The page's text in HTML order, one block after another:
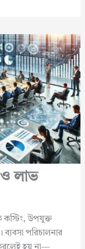
ও লাভ
কস্টিং, উপযুক্ত
পরিচালনার
করলেই হয় না—